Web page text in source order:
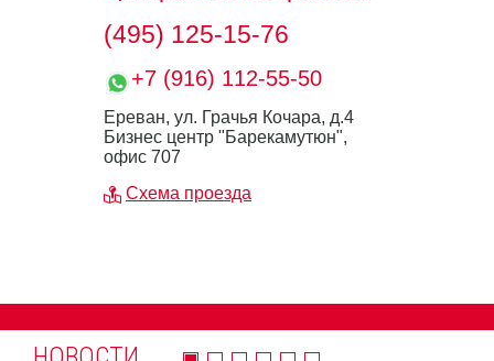
(495) 125-15-76
+7 (916) 112-55-50
Ереван, ул. Грачья Кочара, д.4
Бизнес центр "Барекамутюн",
офис 707
Схема проезда